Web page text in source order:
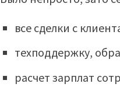
все сделки с
техподдержку,
расчет зарплат